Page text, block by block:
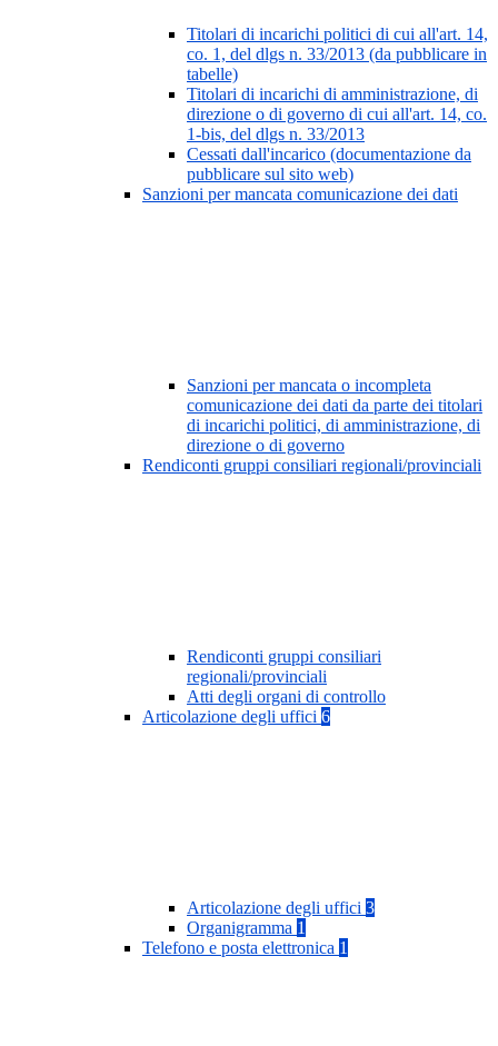
Titolari di incarichi politici di cui all'art. 14,
co. 1, del dlgs n. 33/2013 (da pubblicare in
tabelle)
Titolari di incarichi di amministrazione, di
direzione o di governo di cui all'art. 14, co.
1-bis, del dlgs n. 33/2013
Cessati dall'incarico (documentazione da
pubblicare sul sito web)
Sanzioni per mancata comunicazione dei dati
Sanzioni per mancata o incompleta
comunicazione dei dati da parte dei titolari
di incarichi politici, di amministrazione, di
direzione o di governo
Rendiconti gruppi consiliari regionali/provinciali
Rendiconti gruppi consiliari
regionali/provinciali
Atti degli organi di controllo
Articolazione degli uffici 6
Articolazione degli uffici 3
Organigramma 1
Telefono e posta elettronica 1